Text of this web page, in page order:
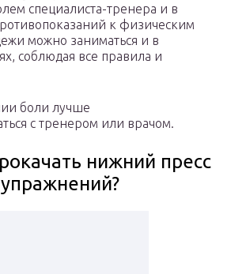
специалиста-тренера и в
к физическим
можно заниматься и в
соблюдая все правила и
боли лучше
с тренером или врачом.
нижний пресс